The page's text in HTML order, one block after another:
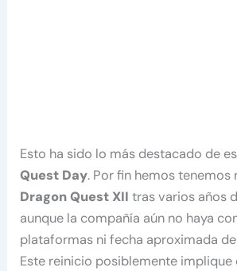
Esto ha sido lo más destacado de
Quest Day. Por fin hemos tenemos
Dragon Quest XII tras varios años
aunque la compañía aún no haya
plataformas ni fecha aproximada
Este reinicio posiblemente implique